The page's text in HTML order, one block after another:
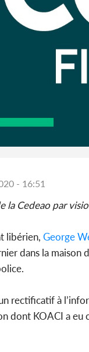
- 16:51
la Cedeao par
libérien, George
dans la maison
rectificatif à
dont KOACI a